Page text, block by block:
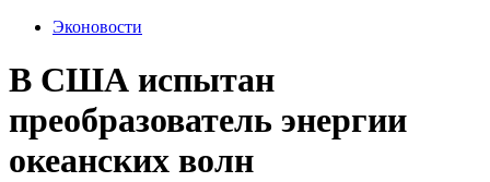
Эконовости
В США испытан
преобразователь энергии
океанских волн